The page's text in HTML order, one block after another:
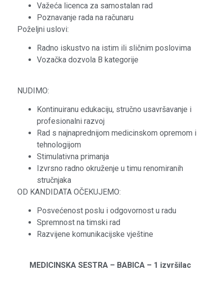
Važeća licenca za samostalan rad
Poznavanje rada na računaru
Poželjni uslovi:
Radno iskustvo na istim ili sličnim poslovima
Vozačka dozvola B kategorije
NUDIMO:
Kontinuiranu edukaciju, stručno usavršavanje i
profesionalni razvoj
Rad s najnaprednijom medicinskom opremom i
tehnologijom
Stimulativna primanja
Izvrsno radno okruženje u timu renomiranih
stručnjaka
OD KANDIDATA OČEKUJEMO:
Posvećenost poslu i odgovornost u radu
Spremnost na timski rad
Razvijene komunikacijske vještine
MEDICINSKA SESTRA – BABICA – 1 izvršilac